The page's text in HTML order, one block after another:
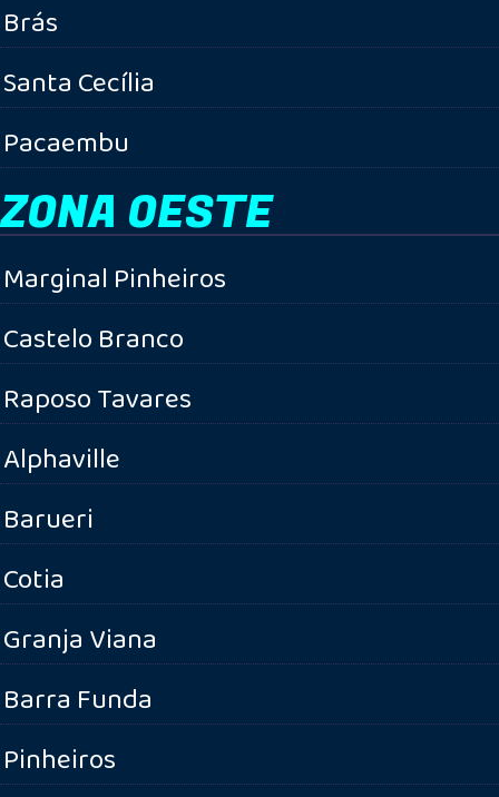
Brás
Santa Cecília
Pacaembu
ZONA OESTE
Marginal Pinheiros
Castelo Branco
Raposo Tavares
Alphaville
Barueri
Cotia
Granja Viana
Barra Funda
Pinheiros